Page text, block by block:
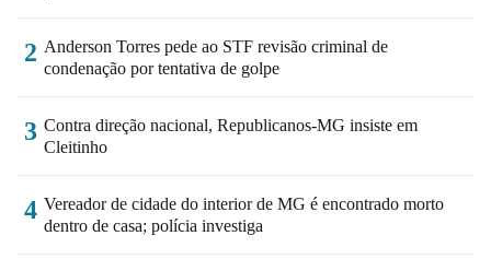
2 Anderson Torres pede ao STF revisão criminal de
condenação por tentativa de golpe
3 Contra direção nacional, Republicanos-MG insiste em
Cleitinho
4 Vereador de cidade do interior de MG é encontrado morto
dentro de casa; polícia investiga